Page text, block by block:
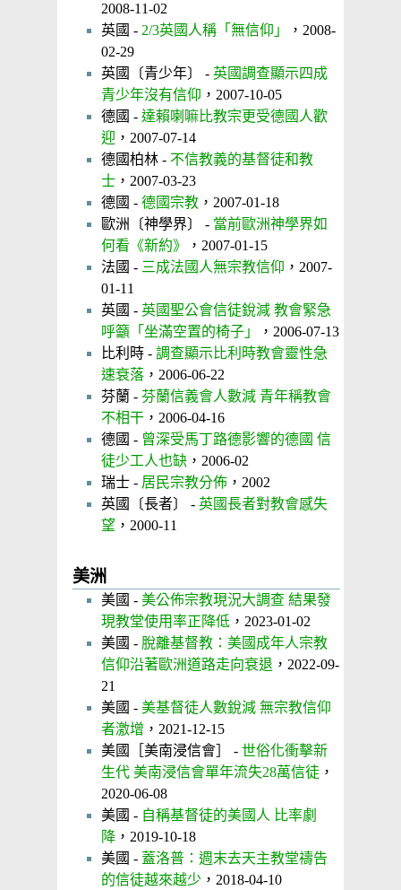
2008-11-02
英國 - 2/3英國人稱「無信仰」
，2008-
02-29
英國〔青少年〕 - 英國調查顯示四成
青少年沒有信仰 ，2007-10-05
德國 - 達賴喇嘛比教宗更受德國人歡
迎 ，2007-07-14
德國柏林 - 不信教義的基督徒和教
士 ，2007-03-23
德國 - 德國宗教 ，2007-01-18
歐洲〔神學界〕 - 當前歐洲神學界如
何看《新約》
，2007-01-15
法國 - 三成法國人無宗教信仰 ，2007-
01-11
英國 - 英國聖公會信徒銳減 教會緊急
呼籲「坐滿空置的椅子」
，2006-07-13
比利時 - 調查顯示比利時教會靈性急
速衰落 ，2006-06-22
芬蘭 - 芬蘭信義會人數減 青年稱教會
不相干 ，2006-04-16
德國 - 曾深受馬丁路德影響的德國 信
徒少工人也缺 ，2006-02
瑞士 - 居民宗教分佈 ，2002
英國〔長者〕 - 英國長者對教會感失
望 ，2000-11
美洲
美國 - 美公佈宗教現況大調查 結果發
現教堂使用率正降低 ，2023-01-02
美國 - 脫離基督教：美國成年人宗教
信仰沿著歐洲道路走向衰退 ，2022-09-
21
美國 - 美基督徒人數銳減 無宗教信仰
者激增 ，2021-12-15
美國［美南浸信會］ - 世俗化衝擊新
生代 美南浸信會單年流失28萬信徒 ，
2020-06-08
美國 - 自稱基督徒的美國人 比率劇
降 ，2019-10-18
美國 - 蓋洛普：週末去天主教堂禱告
的信徒越來越少 ，2018-04-10